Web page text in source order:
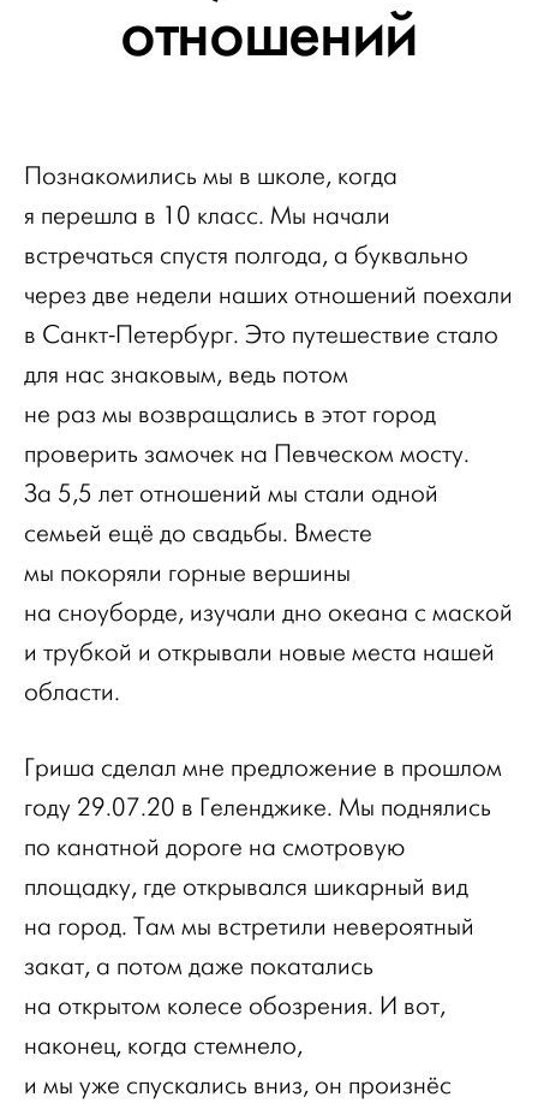
отношений
Познакомились мы в школе, когда
я перешла в 10 класс. Мы начали
встречаться спустя полгода, а буквально
через две недели наших отношений поехали
в Санкт-Петербург. Это путешествие стало
для нас знаковым, ведь потом
не раз мы возвращались в этот город
проверить замочек на Певческом мосту.
За 5,5 лет отношений мы стали одной
семьей ещё до свадьбы. Вместе
мы покоряли горные вершины
на сноуборде, изучали дно океана с маской
и трубкой и открывали новые места нашей
области.
Гриша сделал мне предложение в прошлом
году 29.07.20 в Геленджике. Мы поднялись
по канатной дороге на смотровую
площадку, где открывался шикарный вид
на город. Там мы встретили невероятный
закат, а потом даже покатались
на открытом колесе обозрения. И вот,
наконец, когда стемнело,
и мы уже спускались вниз, он произнёс